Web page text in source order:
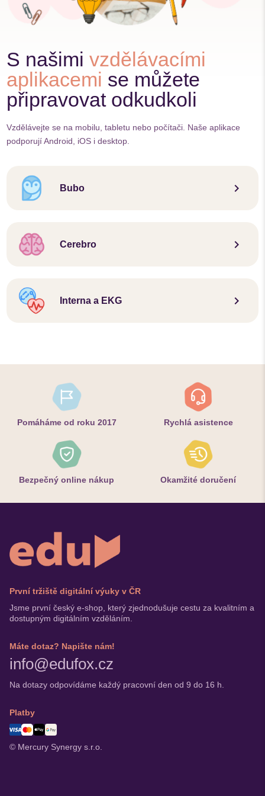
S našimivzdělávacími
aplikacemi se můžete
připravovat odkudkoli
Vzdělávejte se na mobilu, tabletu nebo počítači. Naše aplikace
podporují Android, iOS i desktop.
Bubo keyboard_arrow_right
Cerebro keyboard_arrow_right
Interna a EKG keyboard_arrow_right
Pomáháme od roku 2017 Rychlá asistence
Bezpečný online nákup Okamžité doručení
První tržiště digitální výuky v ČR
Jsme první český e-shop, který zjednodušuje cestu za kvalitním a
dostupným digitálním vzděláním.
Máte dotaz? Napište nám!
info@edufox.cz
Na dotazy odpovídáme každý pracovní den od 9 do 16 h.
Platby
© Mercury Synergy s.r.o.